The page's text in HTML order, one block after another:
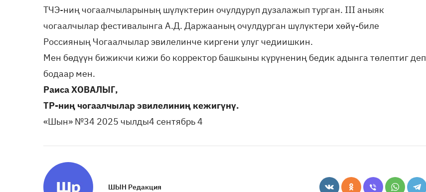
ТЧЭ-ниң чогаалчыларының шүлүктерин очулдуруп дузалажып турган. III аныяк
чогаалчылар фестивалынга А.Д. Даржааның очулдурган шүлүктери хөйү-биле
Россияның Чогаалчылар эвилелинче киргени улуг чедиишкин.
Мен бөдүүн бижикчи кижи бо корректор башкыны күрүнениң бедик адынга төлептиг деп
бодаар мен.
Раиса ХОВАЛЫГ,
ТР-ниң чогаалчылар эвилелиниң кежигүнү.
«Шын» №34 2025 чылды4 сентябрь 4
ШЫН Редакция